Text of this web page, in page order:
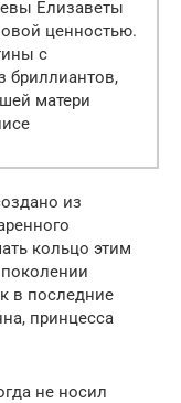
Елизаветы
ценностью.
с
бриллиантов,
матери
из
кольцо этим
в последние
принцесса
не носил